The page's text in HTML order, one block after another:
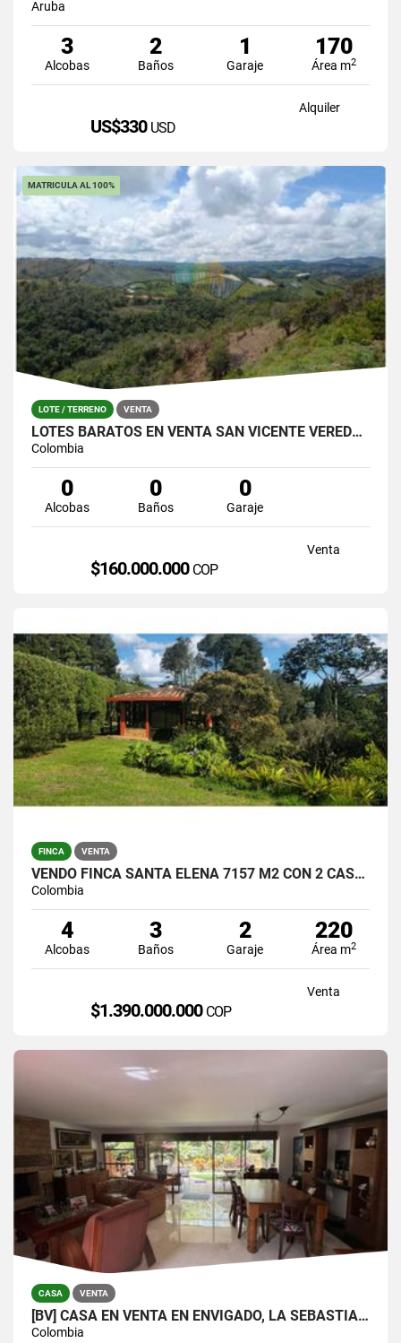
Aruba
3
Alcobas
2
Baños
1
Garaje
170
Área m2
Alquiler
US$330 USD
MATRICULA AL 100%
LOTE / TERRENO VENTA
LOTES BARATOS EN VENTA SAN VICENTE VEREDA OVEJAS
Colombia
0
Alcobas
0
Baños
0
Garaje
Venta
$160.000.000 COP
FINCA VENTA
VENDO FINCA SANTA ELENA 7157 M2 CON 2 CASAS / $1.390.000.000
Colombia
4
Alcobas
3
Baños
2
Garaje
220
Área m2
Venta
$1.390.000.000 COP
CASA VENTA
[BV] CASA EN VENTA EN ENVIGADO, LA SEBASTIANA
Colombia